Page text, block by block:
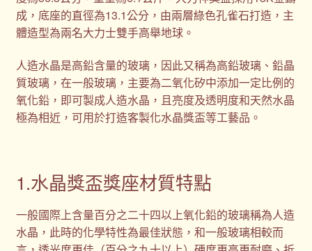
成，底座的直徑為13.1公分，由兩層綠色孔雀石打造，主
體造型為兩名大力士雙手高舉地球。
人造水晶是高鉛含量的玻璃，因此又稱為高鉛玻璃、鉛晶
質玻璃，在一般玻璃，主要為二氧化矽中添加一定比例的
氧化鉛，即可製成人造水晶，且亮度及透明度和天然水晶
極為相近，可用於打造客製化水晶獎盃等工藝品。
1.水晶獎盃獎座材質特點
一般國際上含量百分之二十四以上氧化鉛的玻璃稱為人造
水晶，此時的化學特性為最佳狀態，和一般玻璃相較而